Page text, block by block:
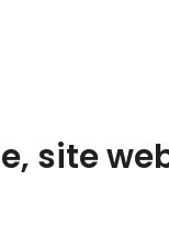
site